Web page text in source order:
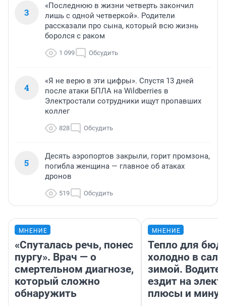
3
«Последнюю в жизни четверть закончил
лишь с одной четверкой». Родители
рассказали про сына, который всю жизнь
боролся с раком
1 099 Обсудить
4
«Я не верю в эти цифры». Спустя 13 дней
после атаки БПЛА на Wildberries в
Электростали сотрудники ищут пропавших
коллег
828 Обсудить
5
Десять аэропортов закрыли, горит промзона,
погибла женщина — главное об атаках
дронов
519 Обсудить
МНЕНИЕ
«Спуталась речь, понес
пургу». Врач — о
смертельном диагнозе,
который сложно
обнаружить
МНЕНИЕ
Тепло для
холодно в
зимой.
ездит на
плюсы и